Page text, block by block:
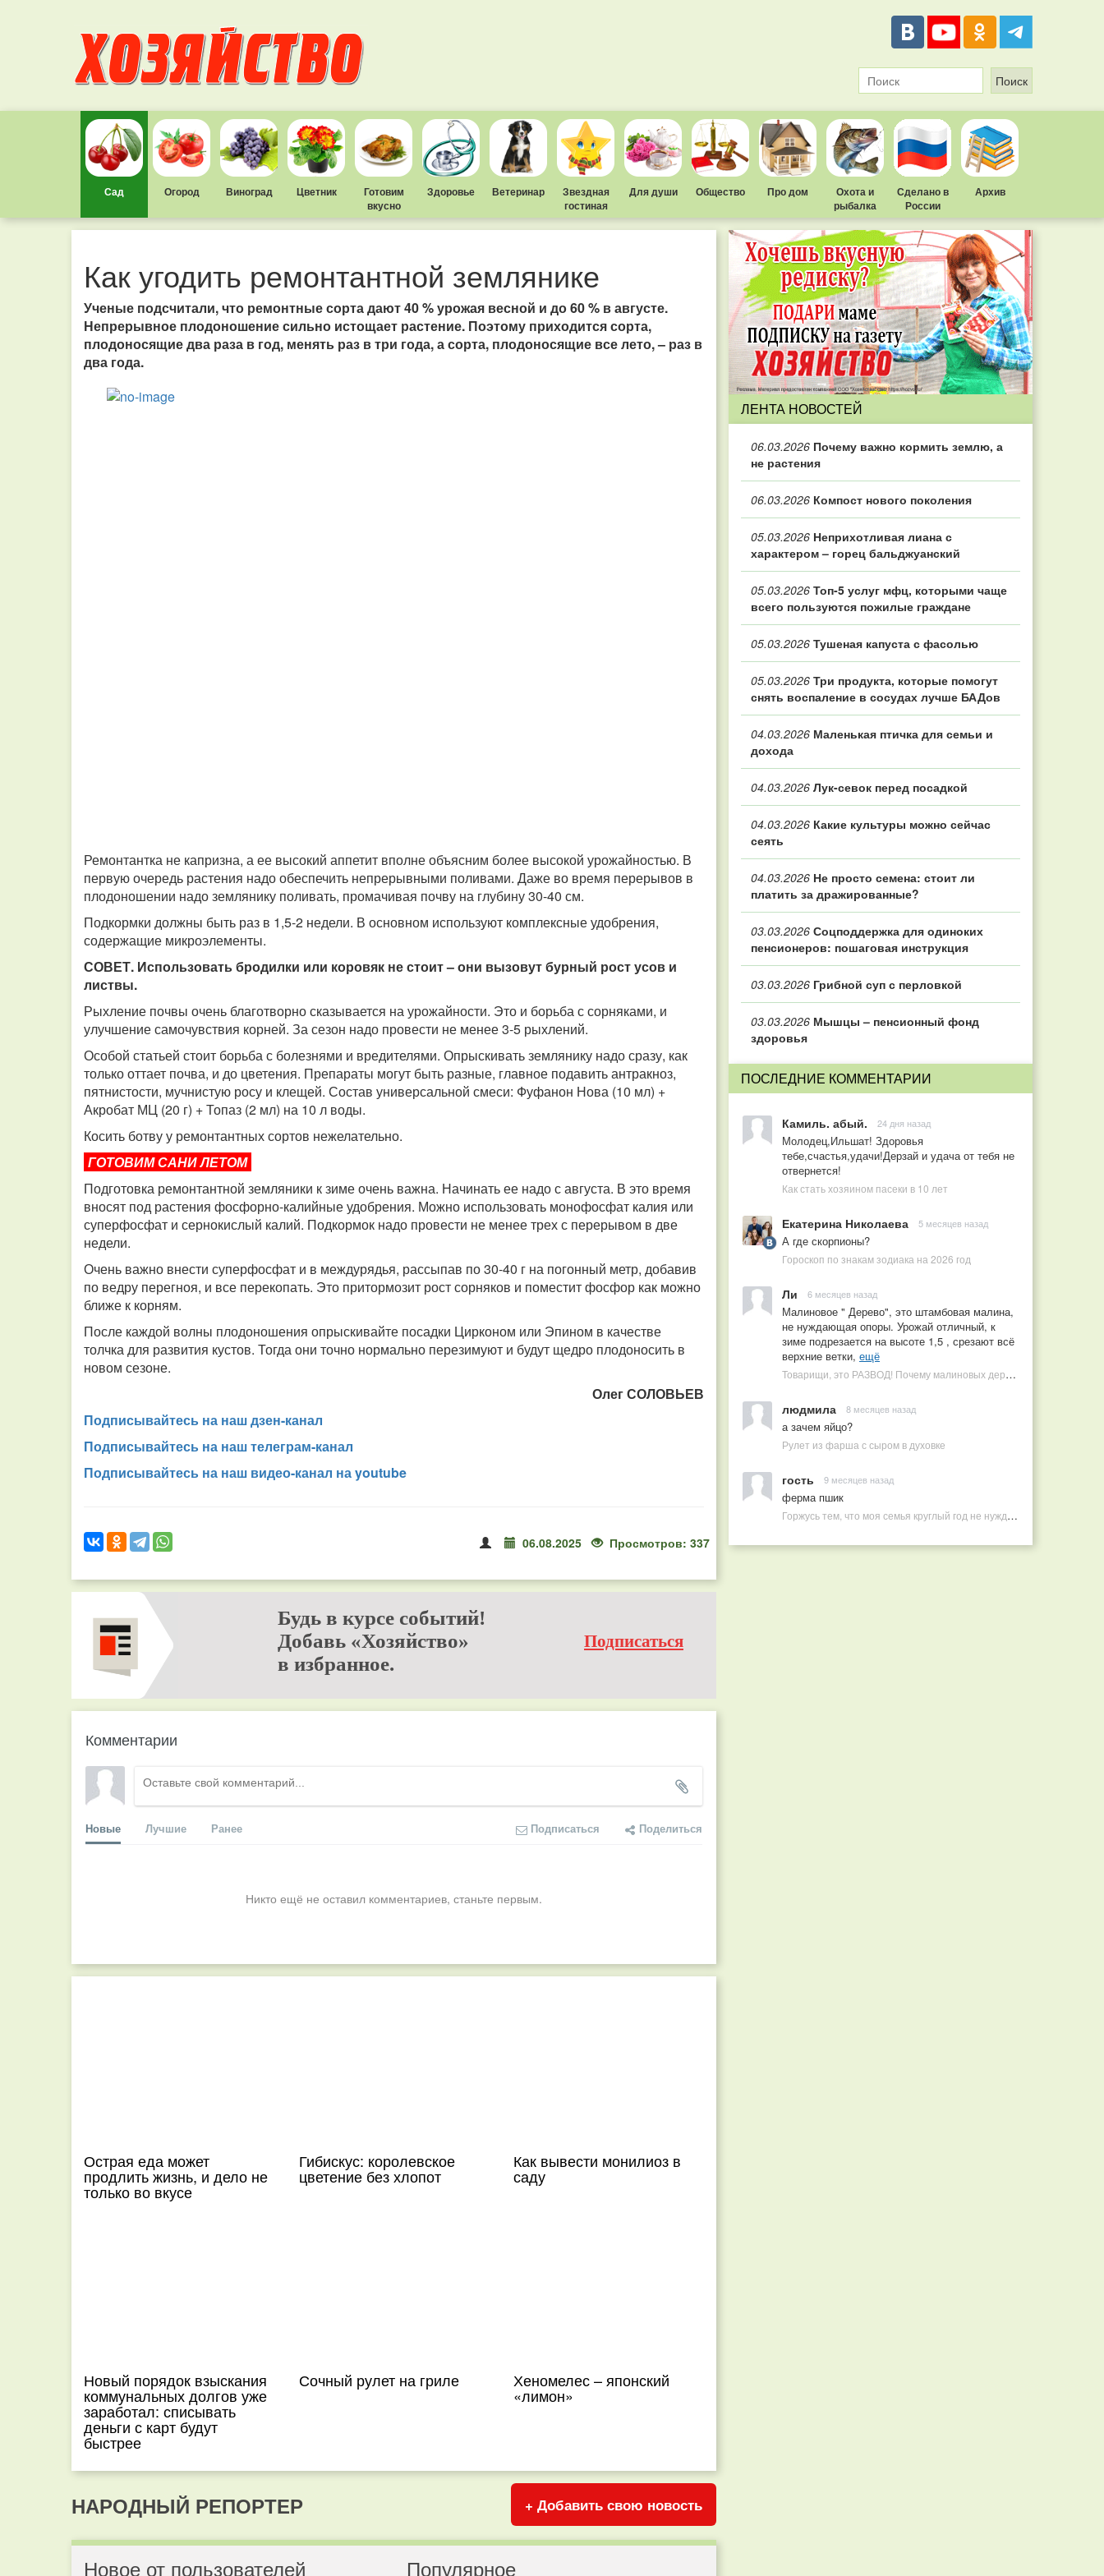
Сад Огород Виноград Цветник
Готовим
вкусно
Здоровье Ветеринар
Звездная
гостиная
Для души Общество Про дом
Охота и
рыбалка
Сделано в
России
Архив
Как угодить ремонтантной землянике
Ученые подсчитали, что ремонтные сорта дают 40 % урожая весной и до 60 % в августе.
Непрерывное плодоношение сильно истощает растение. Поэтому приходится сорта,
плодоносящие два раза в год, менять раз в три года, а сорта, плодоносящие все лето, – раз в
два года.
Ремонтантка не капризна, а ее высокий аппетит вполне объясним более высокой урожайностью. В
первую очередь растения надо обеспечить непрерывными поливами. Даже во время перерывов в
плодоношении надо землянику поливать, промачивая почву на глубину 30-40 см.
Подкормки должны быть раз в 1,5-2 недели. В основном используют комплексные удобрения,
содержащие микроэлементы.
СОВЕТ. Использовать бродилки или коровяк не стоит – они вызовут бурный рост усов и
листвы.
Рыхление почвы очень благотворно сказывается на урожайности. Это и борьба с сорняками, и
улучшение самочувствия корней. За сезон надо провести не менее 3-5 рыхлений.
Особой статьей стоит борьба с болезнями и вредителями. Опрыскивать землянику надо сразу, как
только оттает почва, и до цветения. Препараты могут быть разные, главное подавить антракноз,
пятнистости, мучнистую росу и клещей. Состав универсальной смеси: Фуфанон Нова (10 мл) +
Акробат МЦ (20 г) + Топаз (2 мл) на 10 л воды.
Косить ботву у ремонтантных сортов нежелательно.
ГОТОВИМ САНИ ЛЕТОМ
Подготовка ремонтантной земляники к зиме очень важна. Начинать ее надо с августа. В это время
вносят под растения фосфорно-калийные удобрения. Можно использовать монофосфат калия или
суперфосфат и сернокислый калий. Подкормок надо провести не менее трех с перерывом в две
недели.
Очень важно внести суперфосфат и в междурядья, рассыпав по 30-40 г на погонный метр, добавив
по ведру перегноя, и все перекопать. Это притормозит рост сорняков и поместит фосфор как можно
ближе к корням.
После каждой волны плодоношения опрыскивайте посадки Цирконом или Эпином в качестве
толчка для развития кустов. Тогда они точно нормально перезимуют и будут щедро плодоносить в
новом сезоне.
Олег СОЛОВЬЕВ
Подписывайтесь на наш дзен-канал
Подписывайтесь на наш телеграм-канал
Подписывайтесь на наш видео-канал на youtube
06.08.2025 Просмотров: 337
Будь в курсе событий!
Добавь «Хозяйство»
в избранное.
Подписаться
Комментарии
Новые Лучшие Ранее Подписаться Поделиться
Никто ещё не оставил комментариев, станьте первым.
Острая еда может
продлить жизнь, и дело не
только во вкусе
Гибискус: королевское
цветение без хлопот
Как вывести монилиоз в
саду
Новый порядок взыскания
коммунальных долгов уже
заработал: списывать
деньги с карт будут
быстрее
Сочный рулет на гриле Хеномелес – японский
«лимон»
НАРОДНЫЙ РЕПОРТЕР + Добавить свою новость
Новое от пользователей Популярное
ЛЕНТА НОВОСТЕЙ
06.03.2026 Почему важно кормить землю, а
не растения
06.03.2026 Компост нового поколения
05.03.2026 Неприхотливая лиана с
характером – горец бальджуанский
05.03.2026 Топ‑5 услуг мфц, которыми чаще
всего пользуются пожилые граждане
05.03.2026 Тушеная капуста с фасолью
05.03.2026 Три продукта, которые помогут
снять воспаление в сосудах лучше БАДов
04.03.2026 Маленькая птичка для семьи и
дохода
04.03.2026 Лук-севок перед посадкой
04.03.2026 Какие культуры можно сейчас
сеять
04.03.2026 Не просто семена: стоит ли
платить за дражированные?
03.03.2026 Соцподдержка для одиноких
пенсионеров: пошаговая инструкция
03.03.2026 Грибной суп с перловкой
03.03.2026 Мышцы – пенсионный фонд
здоровья
ПОСЛЕДНИЕ КОММЕНТАРИИ
Камиль. абый. 24 дня назад
Молодец,Ильшат! Здоровья
тебе,счастья,удачи!Дерзай и удача от тебя не
отвернется!
Как стать хозяином пасеки в 10 лет
Екатерина Николаева 5 месяцев назад
А где скорпионы?
Гороскоп по знакам зодиака на 2026 год
Ли 6 месяцев назад
Малиновое " Дерево", это штамбовая малина,
не нуждающая опоры. Урожай отличный, к
зиме подрезается на высоте 1,5 , срезают всё
верхние ветки, ещё
Товарищи, это РАЗВОД! Почему малиновых деревьев не бывает, или Как ушлые продавцы наживаются на мечтах садоводов
людмила 8 месяцев назад
а зачем яйцо?
Рулет из фарша с сыром в духовке
гость 9 месяцев назад
ферма пшик
Горжусь тем, что моя семья круглый год не нуждается в покупных витаминах